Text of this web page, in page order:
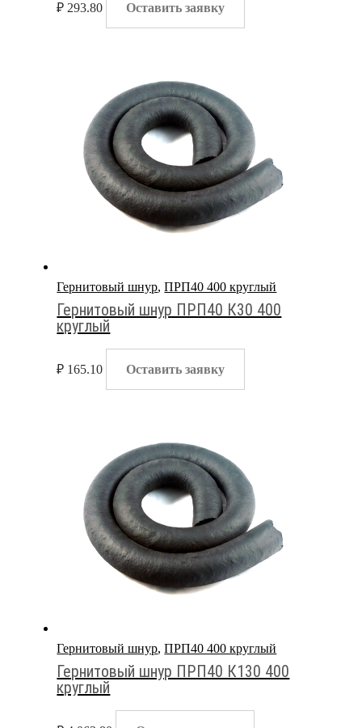
₽ 293.80 Оставить заявку
Гернитовый шнур,ПРП40 400 круглый
Гернитовый шнур ПРП40 К30 400
круглый
₽ 165.10 Оставить заявку
Гернитовый шнур,ПРП40 400 круглый
Гернитовый шнур ПРП40 К130 400
круглый